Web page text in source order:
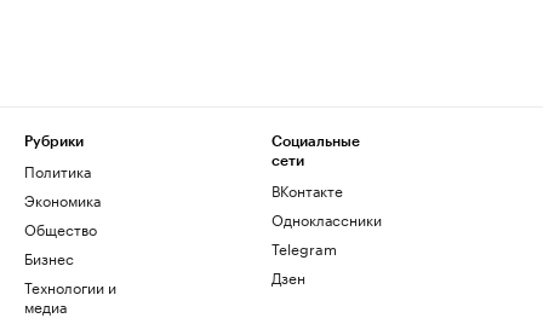
Рубрики
Политика
Экономика
Общество
Бизнес
Технологии и
медиа
Социальные
сети
ВКонтакте
Одноклассники
Telegram
Дзен